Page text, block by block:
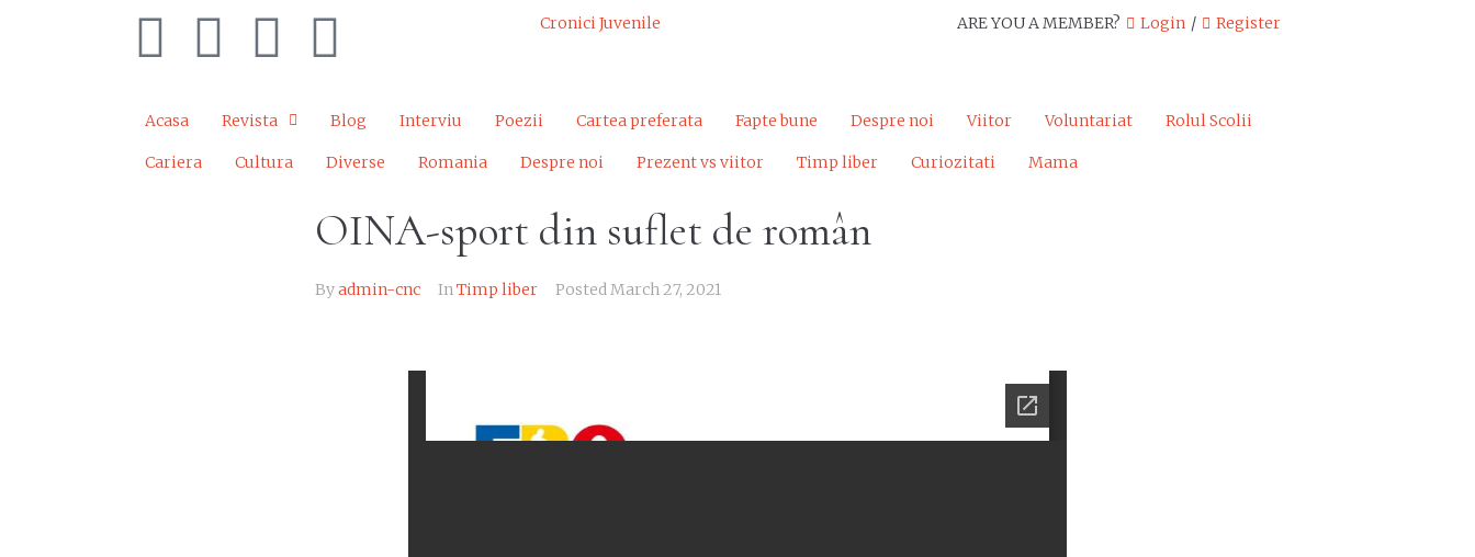
Cronici Juvenile ARE YOU A MEMBER? Login / Register
Acasa Revista Blog Interviu Poezii Cartea preferata Fapte bune Despre noi Viitor Voluntariat Rolul Scolii
Cariera Cultura Diverse Romania Despre noi Prezent vs viitor Timp liber Curiozitati Mama
OINA-sport din suflet de român
Byadmin-cnc InTimp liber PostedMarch 27, 2021